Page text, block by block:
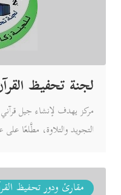
لجنة تحفيظ
مركز يهدف لإنشاء جيل
التجويد والتلاوة، مطَّلعًا على
مقارئ ودور تحفيظ